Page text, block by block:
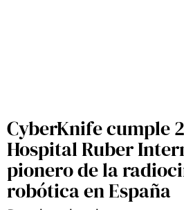
CyberKnife cumple
Hospital Ruber
pionero de la
robótica en España